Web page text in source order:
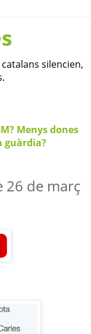
silencien,
Menys dones
guàrdia?
26 de març